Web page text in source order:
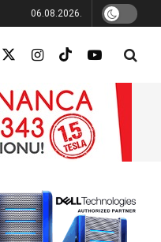
06.08.2026.